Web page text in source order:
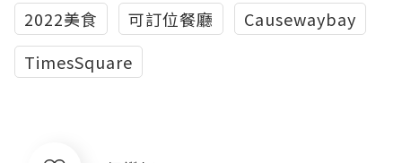
2022美食 可訂位餐廳
Causewaybay
TimesSquare